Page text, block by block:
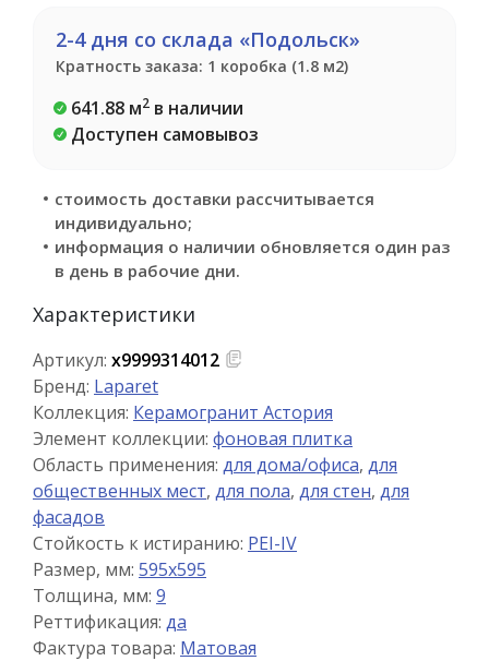
2-4 дня со склада «Подольск»
Кратность заказа: 1 коробка (1.8 м2)
641.88 м2 в наличии
Доступен самовывоз
стоимость доставки рассчитывается
индивидуально;
информация о наличии обновляется один раз
в день в рабочие дни.
Характеристики
Артикул: х9999314012
Бренд: Laparet
Коллекция: Керамогранит Астория
Элемент коллекции: фоновая плитка
Область применения: для дома/офиса, для
общественных мест, для пола, для стен, для
фасадов
Стойкость к истиранию: PEI-IV
Размер, мм: 595x595
Толщина, мм: 9
Реттификация: да
Фактура товара: Матовая